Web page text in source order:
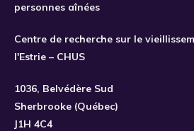
personnes aînées
Centre de recherche sur le
l'Estrie – CHUS
1036, Belvédère Sud
Sherbrooke (Québec)
J1H 4C4